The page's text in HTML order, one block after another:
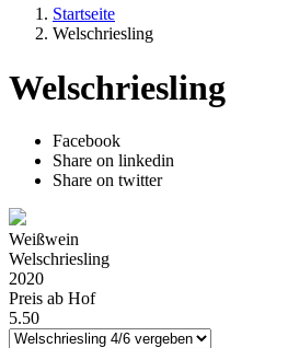
Startseite
Welschriesling
Welschriesling
Facebook
Share on linkedin
Share on twitter
Weißwein
Welschriesling
2020
Preis ab Hof
5.50